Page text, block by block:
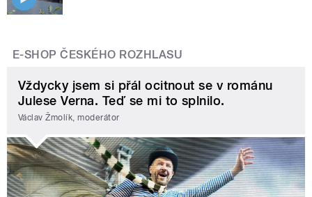
E-SHOP ČESKÉHO ROZHLASU
Vždycky jsem si přál ocitnout se v románu
Julese Verna. Teď se mi to splnilo.
Václav Žmolík, moderátor